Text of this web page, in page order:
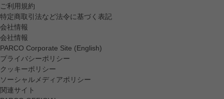
ご利用規約
特定商取引法など法令に基づく表記
会社情報
会社情報
PARCO Corporate Site (English)
プライバシーポリシー
クッキーポリシー
ソーシャルメディアポリシー
関連サイト